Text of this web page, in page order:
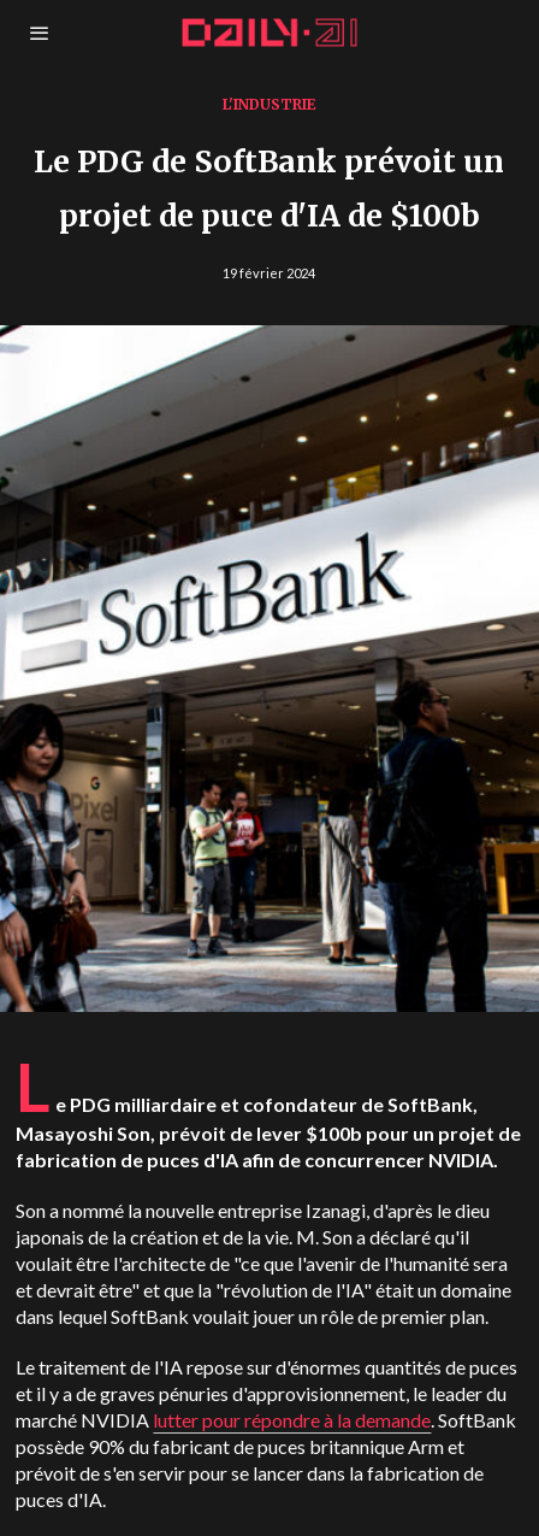
L'INDUSTRIE
Le PDG de SoftBank prévoit un
projet de puce d'IA de $100b
19 février 2024
L e PDG milliardaire et cofondateur de SoftBank,
Masayoshi Son, prévoit de lever $100b pour un projet de
fabrication de puces d'IA afin de concurrencer NVIDIA.
Son a nommé la nouvelle entreprise Izanagi, d'après le dieu
japonais de la création et de la vie. M. Son a déclaré qu'il
voulait être l'architecte de "ce que l'avenir de l'humanité sera
et devrait être" et que la "révolution de l'IA" était un domaine
dans lequel SoftBank voulait jouer un rôle de premier plan.
Le traitement de l'IA repose sur d'énormes quantités de puces
et il y a de graves pénuries d'approvisionnement, le leader du
marché NVIDIA lutter pour répondre à la demande. SoftBank
possède 90% du fabricant de puces britannique Arm et
prévoit de s'en servir pour se lancer dans la fabrication de
puces d'IA.